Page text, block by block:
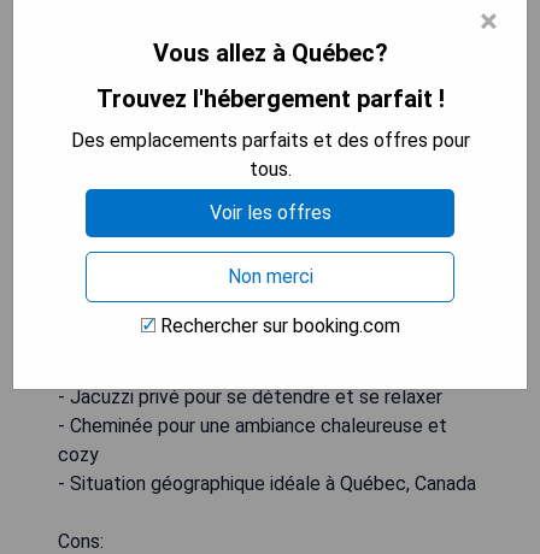
Pros:
- Suite exécutive avec un grand lit king et un
- Jacuzzi privé pour se détendre et se relaxer
- Cheminée pour une ambiance chaleureuse et
cozy
- Situation géographique idéale à Québec, Canada
Cons:
×
Vous allez à Québec?
Trouvez l'hébergement parfait !
Des emplacements parfaits et des offres pour
tous.
Voir les offres
Non merci
Rechercher sur booking.com